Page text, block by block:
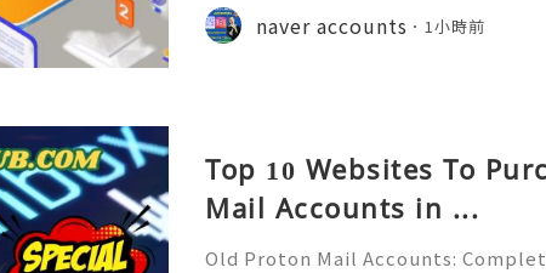
official identification,
overnment-related pur
naver accounts 1小時前
Top 10 Websites To
Mail Accounts in ...
Old Proton Mail Accounts: